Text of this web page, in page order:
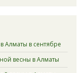
Алматы в сентябре
весны в Алматы